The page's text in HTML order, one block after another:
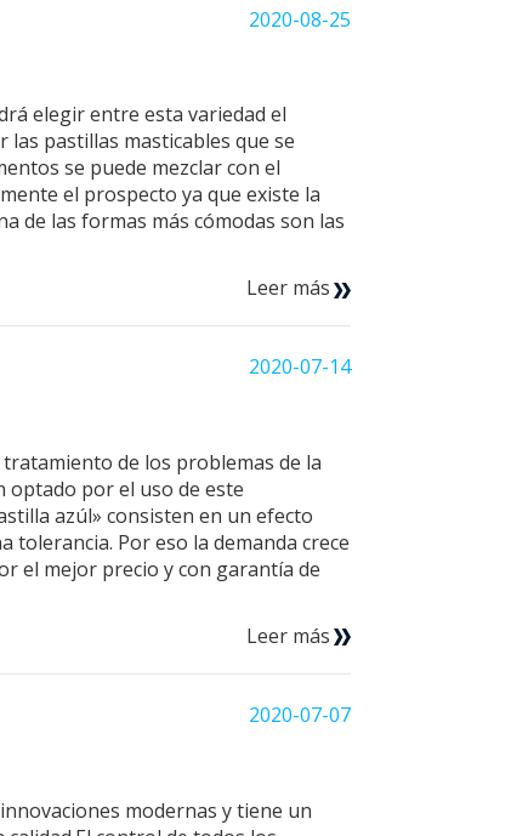
2020-08-25
elegir entre esta variedad el
las pastillas masticables que se
se puede mezclar con el
el prospecto ya que existe la
de las formas más cómodas son las
Leer más
2020-07-14
de los problemas de la
optado por el uso de este
azúl» consisten en un efecto
tolerancia. Por eso la demanda crece
el mejor precio y con garantía de
Leer más
2020-07-07
modernas y tiene un